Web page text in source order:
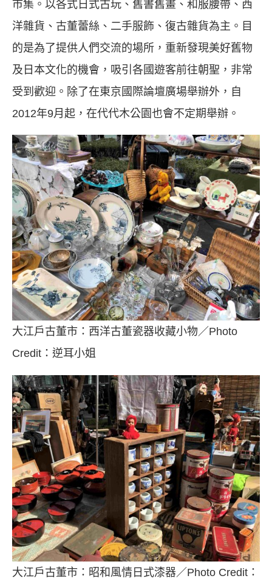
市集。以各式日式古玩、舊書舊畫、和服腰帶、西
洋雜貨、古董蕾絲、二手服飾、復古雜貨為主。目
的是為了提供人們交流的場所，重新發現美好舊物
及日本文化的機會，吸引各國遊客前往朝聖，非常
受到歡迎。除了在東京國際論壇廣場舉辦外，自
2012年9月起，在代代木公園也會不定期舉辦。
大江戶古董市：西洋古董瓷器收藏小物／Photo
Credit：逆耳小姐
大江戶古董市：昭和風情日式漆器／Photo Credit：